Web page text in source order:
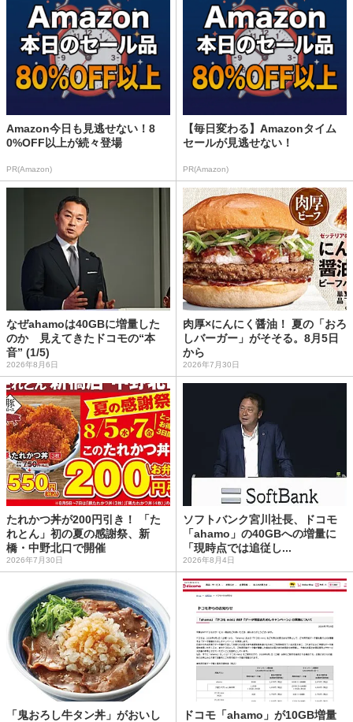
Amazon今日も見逃せない！8
0%OFF以上が続々登場
PR(Amazon)
【毎日変わる】Amazonタイム
セールが見逃せない！
PR(Amazon)
なぜahamoは40GBに増量した
のか 見えてきたドコモの“本
音” (1/5)
2026年8月6日
肉厚×にんにく醤油！ 夏の「おろ
しバーガー」がそそる。8月5日
から
2026年7月30日
たれかつ丼が200円引き！ 「た
れとん」初の夏の感謝祭、新
橋・中野北口で開催
2026年7月30日
ソフトバンク宮川社長、ドコモ
「ahamo」の40GBへの増量に
「現時点では追従し...
2026年8月4日
「鬼おろし牛タン丼」がおいし
ドコモ「ahamo」が10GB増量